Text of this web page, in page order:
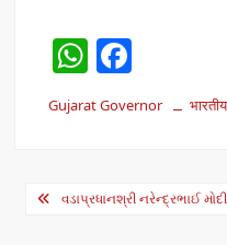
W
h
at
A
a
c
b
Gujarat Governor
Postવડાપ્રધાનશ્રી નરેન્દ્રભાઈ